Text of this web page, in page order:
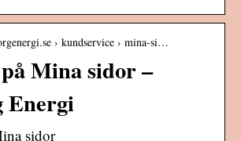
› kundservice › mina-si…
Mina sidor –
Energi
sidor